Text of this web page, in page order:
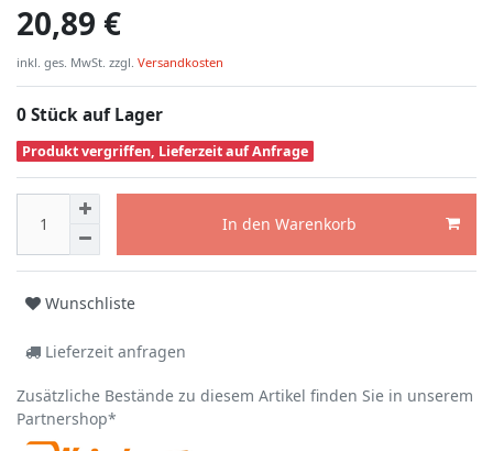
20,89 €
inkl. ges. MwSt. zzgl. Versandkosten
0 Stück auf Lager
Produkt vergriffen, Lieferzeit auf Anfrage
In den Warenkorb
Wunschliste
Lieferzeit anfragen
Zusätzliche Bestände zu diesem Artikel finden Sie in unserem
Partnershop*